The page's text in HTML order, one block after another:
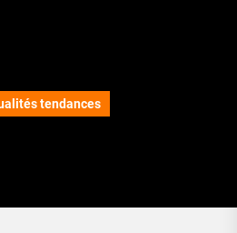
tendances